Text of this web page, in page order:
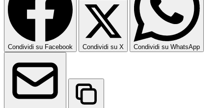
Condividi su Facebook Condividi su X Condividi su WhatsApp